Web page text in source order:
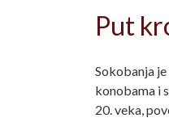
Put
Sokobanja
konobama i
20. veka,